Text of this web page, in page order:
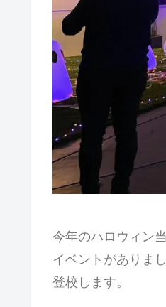
今年のハロウィン
イベントがありま
登校します。